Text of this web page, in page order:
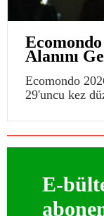
Alanını
Ecomondo
29'uncu kez
E-